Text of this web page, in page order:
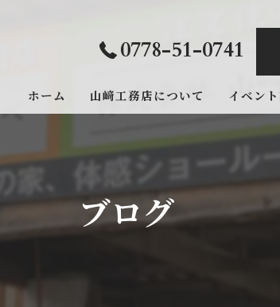
0778-51-0741
ホーム 山﨑工務店について イベン
イベント
ブログ